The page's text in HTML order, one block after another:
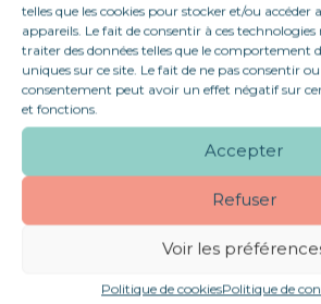
telles que les cookies pour stocker et/ou
appareils. Le fait de consentir à ces
traiter des données telles que le comportement
uniques sur ce site. Le fait de ne pas consentir
consentement peut avoir un effet négatif sur
et fonctions.
Accepter
Refuser
Voir les
Politique de cookiesPolitique de
Le poste :Vous contribuez au
adultes en situation de handicap,
vulnérabilité, par un
agissant en vue de favoriser le
restauration des liens avec leur
social (familial, professionnel, de
associatif, etc.). D’une part vous
situations d’accompagnement
d’entretiens et actions auprès
partenariaux et institutionnels
réalisation des projets individuels)